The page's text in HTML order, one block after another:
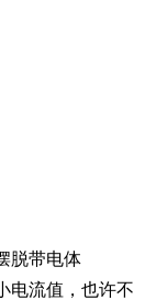
由摆脱带电体
电流值，也许不